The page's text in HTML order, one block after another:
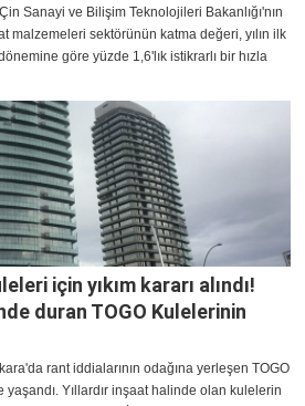
Sanayi ve Bilişim Teknolojileri Bakanlığı'nın
malzemeleri sektörünün katma değeri, yılın ilk
göre yüzde 1,6'lık istikrarlı bir hızla
için yıkım kararı alındı!
duran TOGO Kulelerinin
rant iddialarının odağına yerleşen TOGO
yaşandı. Yıllardır inşaat halinde olan kulelerin